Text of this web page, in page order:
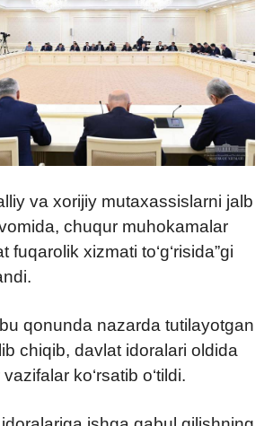
va xorijiy mutaxassislarni jalb
chuqur muhokamalar
fuqarolik xizmati to‘g‘risida”gi
qonunda nazarda tutilayotgan
chiqib, davlat idoralari oldida
ko‘rsatib o‘tildi.